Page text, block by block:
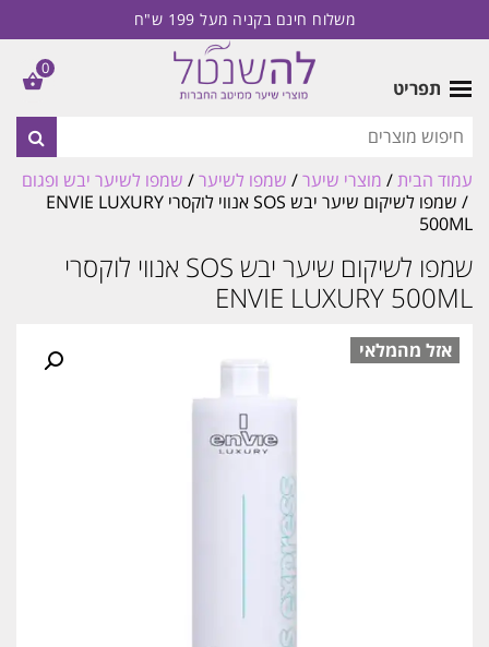
משלוח חינם בקניה מעל 199 ש"ח
תפריט
עמוד הבית/ מוצרי שיער/ שמפו לשיער/ שמפו לשיער יבש ופגום
/ שמפו לשיקום שיער יבש SOS אנווי לוקסרי ENVIE LUXURY
500ML
שמפו לשיקום שיער יבש SOS אנווי לוקסרי
ENVIE LUXURY 500ML
0